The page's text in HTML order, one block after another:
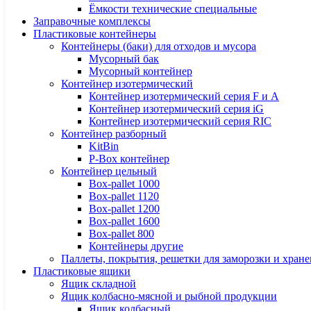
Ёмкости технические специальные
Заправочные комплексы
Пластиковые контейнеры
Контейнеры (баки) для отходов и мусора
Мусорный бак
Мусорный контейнер
Контейнер изотермический
Контейнер изотермический серия F и А
Контейнер изотермический серия iG
Контейнер изотермический серия RIC
Контейнер разборный
KitBin
P-Box контейнер
Контейнер цельный
Box-pallet 1000
Box-pallet 1120
Box-pallet 1200
Box-pallet 1600
Box-pallet 800
Контейнеры другие
Паллеты, покрытия, решетки для заморозки и
Пластиковые ящики
Ящик складной
Ящик колбасно-мясной и рыбной продукции
Ящик колбасный